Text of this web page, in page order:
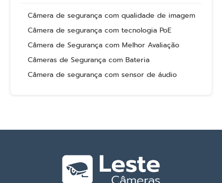
Câmera de segurança com qualidade de imagem
Câmera de segurança com tecnologia PoE
Câmera de Segurança com Melhor Avaliação
Câmeras de Segurança com Bateria
Câmera de segurança com sensor de áudio